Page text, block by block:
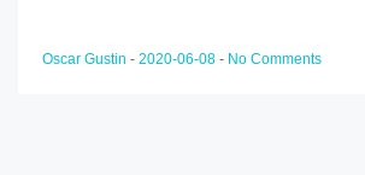
Oscar Gustin - 2020-06-08 - No Comments